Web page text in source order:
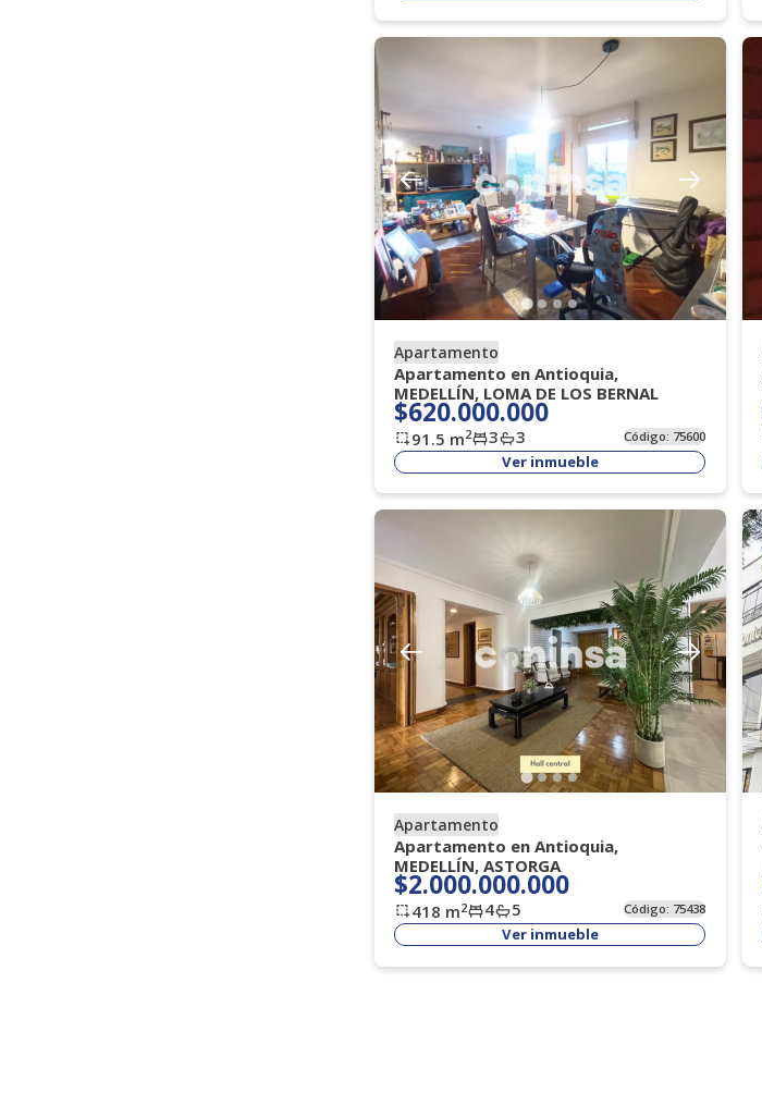
Apartamento
Apartamento en Antioquia,
MEDELLÍN, LOMA DE LOS BERNAL
$620.000.000
91.5 m2 3 3 Código: 75600
Ver inmueble
Apartamento
Apartamento en Antioquia,
MEDELLÍN, ASTORGA
$2.000.000.000
418 m2 4 5 Código: 75438
Ver inmueble